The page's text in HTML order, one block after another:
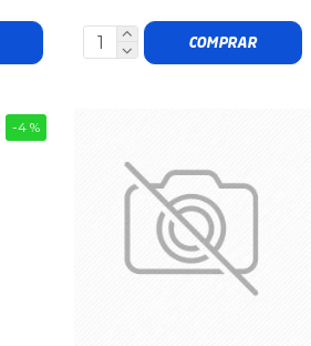
COMPRAR
-4 %